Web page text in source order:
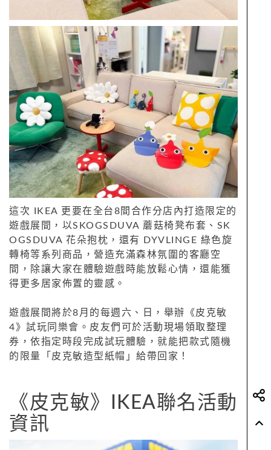
這次 IKEA 更要在全台8間合作分店內打造限定的
遊戲展間，以SKOGSDUVA 蘑菇椅凳布套、SK
OGSDUVA 花朵抱枕，還有 DYVLINGE 綠色旋
轉椅等系列商品，營造充滿森林氛圍的客廳空
間，除讓大家在體驗遊戲時能放鬆心情，還能獲
得更多居家佈置的靈感。
遊戲展間將於8月的每週六、日，舉辦《皮克敏
4》試玩同樂會。皮友們可於活動現場領取整理
券，依指定時段完成試玩體驗，就能把款式隨機
的限量「皮克敏造型紙帽」給帶回家！
《皮克敏》IKEA聯名活動
資訊